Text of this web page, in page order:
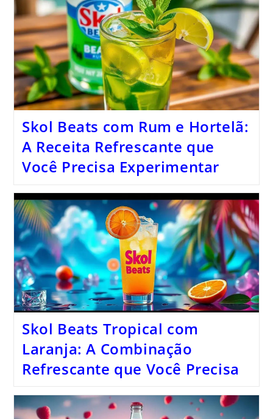
Skol Beats com Rum e Hortelã:
A Receita Refrescante que
Você Precisa Experimentar
Skol Beats Tropical com
Laranja: A Combinação
Refrescante que Você Precisa